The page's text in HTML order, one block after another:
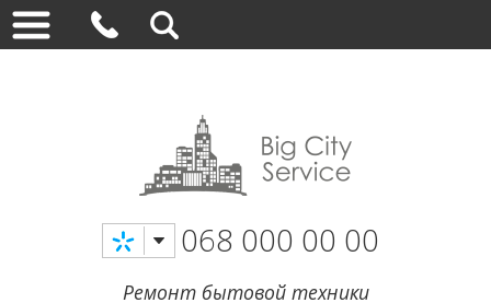
068 000 00 00
Ремонт бытовой техники